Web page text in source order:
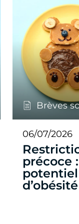
Brèves
06/07/2026
précoce
d’obésité